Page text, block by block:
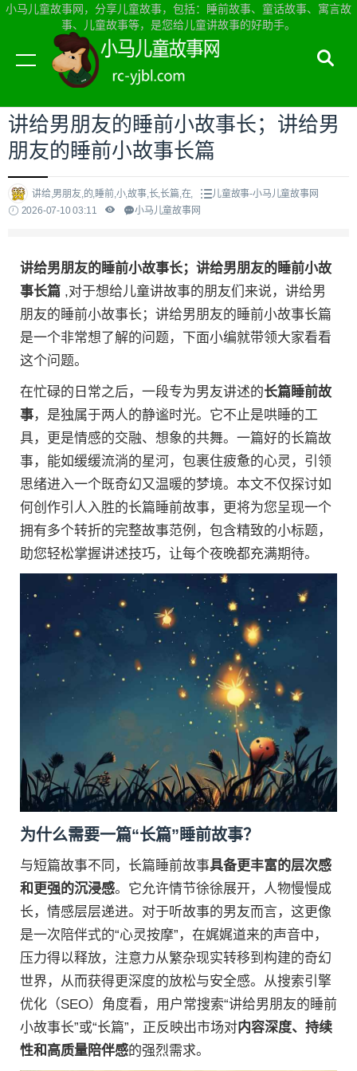
小马儿童故事网，分享儿童故事，包括：睡前故事、童话故事、寓言故
事、儿童故事等，是您给儿童讲故事的好助手。
当前位置：小马儿童故事网首页>儿童故事
讲给男朋友的睡前小故事长；讲给男
朋友的睡前小故事长篇
讲给,男朋友,的,睡前,小,故事,长,长篇,在,
儿童故事-小马儿童故事网
2026-07-10 03:11
小马儿童故事网
讲给男朋友的睡前小故事长；讲给男朋友的睡前小故
事长篇 ,对于想给儿童讲故事的朋友们来说，讲给男
朋友的睡前小故事长；讲给男朋友的睡前小故事长篇
是一个非常想了解的问题，下面小编就带领大家看看
这个问题。
在忙碌的日常之后，一段专为男友讲述的长篇睡前故
事，是独属于两人的静谧时光。它不止是哄睡的工
具，更是情感的交融、想象的共舞。一篇好的长篇故
事，能如缓缓流淌的星河，包裹住疲惫的心灵，引领
思绪进入一个既奇幻又温暖的梦境。本文不仅探讨如
何创作引人入胜的长篇睡前故事，更将为您呈现一个
拥有多个转折的完整故事范例，包含精致的小标题，
助您轻松掌握讲述技巧，让每个夜晚都充满期待。
为什么需要一篇“长篇”睡前故事？
与短篇故事不同，长篇睡前故事具备更丰富的层次感
和更强的沉浸感。它允许情节徐徐展开，人物慢慢成
长，情感层层递进。对于听故事的男友而言，这更像
是一次陪伴式的“心灵按摩”，在娓娓道来的声音中，
压力得以释放，注意力从繁杂现实转移到构建的奇幻
世界，从而获得更深度的放松与安全感。从搜索引擎
优化（SEO）角度看，用户常搜索“讲给男朋友的睡前
小故事长”或“长篇”，正反映出市场对内容深度、持续
性和高质量陪伴感的强烈需求。